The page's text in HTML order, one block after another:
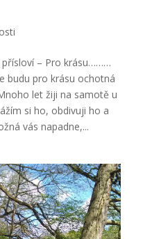
přísloví – Pro krásu………
budu pro krásu ochotná
let žiji na samotě u
si ho, obdivuji ho a
vás napadne,...